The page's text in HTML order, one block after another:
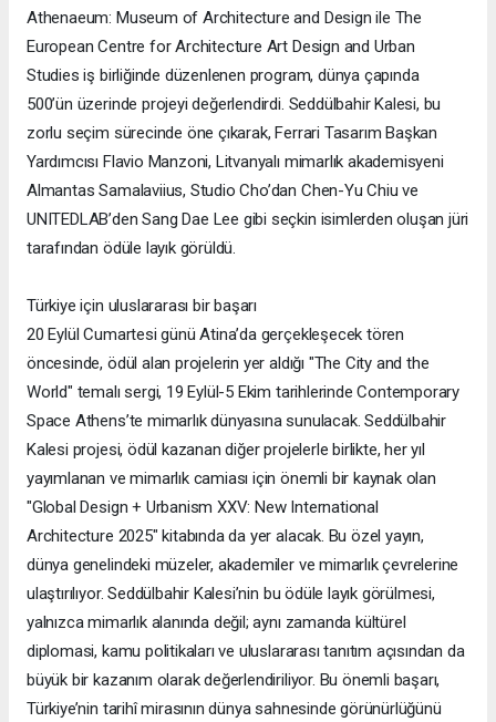
Athenaeum: Museum of Architecture and Design ile The
European Centre for Architecture Art Design and Urban
Studies iş birliğinde düzenlenen program, dünya çapında
500’ün üzerinde projeyi değerlendirdi. Seddülbahir Kalesi, bu
zorlu seçim sürecinde öne çıkarak, Ferrari Tasarım Başkan
Yardımcısı Flavio Manzoni, Litvanyalı mimarlık akademisyeni
Almantas Samalaviius, Studio Cho’dan Chen-Yu Chiu ve
UNITEDLAB’den Sang Dae Lee gibi seçkin isimlerden oluşan jüri
tarafından ödüle layık görüldü.
Türkiye için uluslararası bir başarı
20 Eylül Cumartesi günü Atina’da gerçekleşecek tören
öncesinde, ödül alan projelerin yer aldığı "The City and the
World" temalı sergi, 19 Eylül-5 Ekim tarihlerinde Contemporary
Space Athens’te mimarlık dünyasına sunulacak. Seddülbahir
Kalesi projesi, ödül kazanan diğer projelerle birlikte, her yıl
yayımlanan ve mimarlık camiası için önemli bir kaynak olan
"Global Design + Urbanism XXV: New International
Architecture 2025" kitabında da yer alacak. Bu özel yayın,
dünya genelindeki müzeler, akademiler ve mimarlık çevrelerine
ulaştırılıyor. Seddülbahir Kalesi’nin bu ödüle layık görülmesi,
yalnızca mimarlık alanında değil; aynı zamanda kültürel
diplomasi, kamu politikaları ve uluslararası tanıtım açısından da
büyük bir kazanım olarak değerlendiriliyor. Bu önemli başarı,
Türkiye’nin tarihî mirasının dünya sahnesinde görünürlüğünü